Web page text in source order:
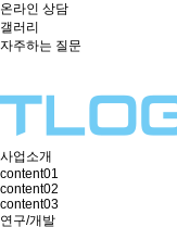
온라인 상담
갤러리
자주하는 질문
사업소개
content01
content02
content03
연구/개발